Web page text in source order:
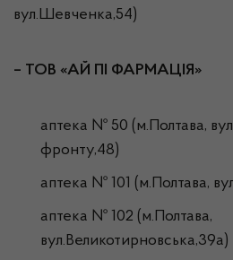
вул.Шевченка,54)
– ТОВ «АЙ ПІ ФАРМАЦІЯ»
аптека № 50 (м.Полтава,
фронту,48)
аптека № 101 (м.Полтава,
аптека № 102 (м.Полтава,
вул.Великотирновська,39а)